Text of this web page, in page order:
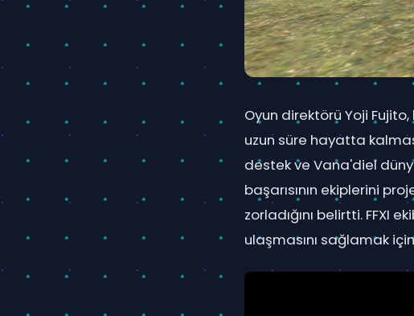
Oyun direktörü Yoji
uzun süre hayatta
destek ve Vana'diel
başarısının ekiplerini
zorladığını belirtti. FFXI
ulaşmasını sağlamak